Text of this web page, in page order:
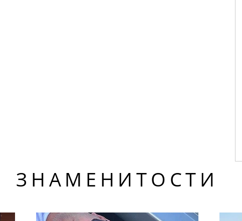
ЗНАМЕНИТОСТИ